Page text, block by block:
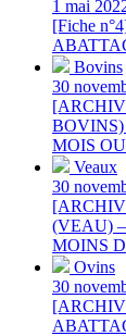
1 mai
[Fiche
Bovins
30
MOIS
Veaux
30
(VEAU)
MOINS
Ovins
30